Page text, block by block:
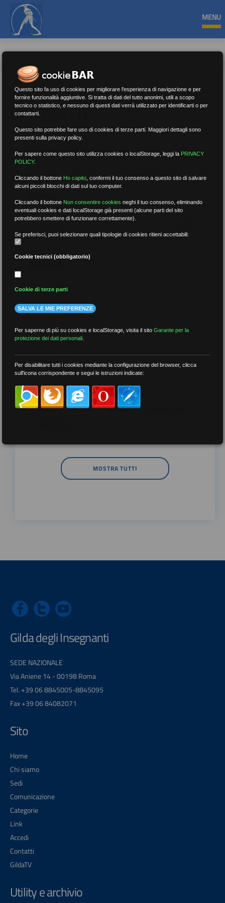
MENU
CONTRATTI
Nessun risultato.Rimuovi filtri
per data
più recenti
meno recenti
per tag
##DS ##FGU ##Gilda
MOSTRA TUTTI
Gilda degli Insegnanti
SEDE NAZIONALE
Via Aniene 14 - 00198 Roma
Tel. +39 06 8845005-8845095
Fax +39 06 84082071
Sito
Home
Chi siamo
Sedi
Comunicazione
Categorie
Link
Accedi
Contatti
GildaTV
Utility e archivio
Questo sito fa uso di cookies per migliorare l'esperienza di navigazione e per
fornire funzionalità aggiuntive. Si tratta di dati del tutto anonimi, utili a scopo
tecnico o statistico, e nessuno di questi dati verrà utilizzato per identificarti o per
contattarti.
Questo sito potrebbe fare uso di cookies di terze parti. Maggiori dettagli sono
presenti sulla privacy policy.
Per sapere come questo sito utilizza cookies o localStorage, leggi la PRIVACY
POLICY.
Cliccando il bottone Ho capito ,confermi il tuo consenso a questo sito di salvare
alcuni piccoli blocchi di dati sul tuo computer.
Cliccando il bottone Non consentire cookies neghi il tuo consenso, eliminando
eventuali cookies e dati localStorage già presenti (alcune parti del sito
potrebbero smettere di funzionare correttamente).
Se preferisci, puoi selezionare quali tipologie di cookies ritieni accettabili:
Cookie tecnici (obbligatorio)
Cookie di terze parti
SALVA LE MIE PREFERENZE
Per saperne di più su cookies e localStorage, visita il sitoGarante per la
protezione dei dati personali
Per disabilitare tutti i cookies mediante la configurazione del browser, clicca
sull'icona corrispondente e segui le istruzioni indicate: